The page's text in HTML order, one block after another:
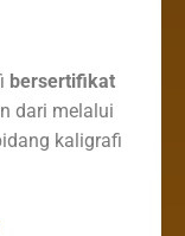
bersertifikat
dari melalui
kaligrafi